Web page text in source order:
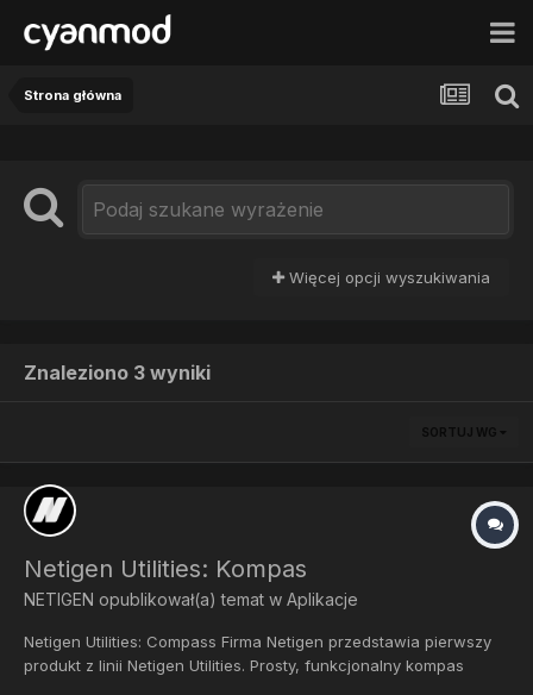
Strona główna
Więcej opcji wyszukiwania
Znaleziono 3 wyniki
SORTUJ WG
Netigen Utilities: Kompas
NETIGEN opublikował(a) temat w Aplikacje
Netigen Utilities: Compass Firma Netigen przedstawia pierwszy
produkt z linii Netigen Utilities. Prosty, funkcjonalny kompas